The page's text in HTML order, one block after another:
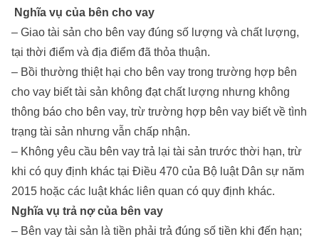
Nghĩa vụ của bên cho vay
– Giao tài sản cho bên vay đúng số lượng và chất lượng,
tại thời điểm và địa điểm đã thỏa thuận.
– Bồi thường thiệt hại cho bên vay trong trường hợp bên
cho vay biết tài sản không đạt chất lượng nhưng không
thông báo cho bên vay, trừ trường hợp bên vay biết về tình
trạng tài sản nhưng vẫn chấp nhận.
– Không yêu cầu bên vay trả lại tài sản trước thời hạn, trừ
khi có quy định khác tại Điều 470 của Bộ luật Dân sự năm
2015 hoặc các luật khác liên quan có quy định khác.
Nghĩa vụ trả nợ của bên vay
– Bên vay tài sản là tiền phải trả đúng số tiền khi đến hạn;